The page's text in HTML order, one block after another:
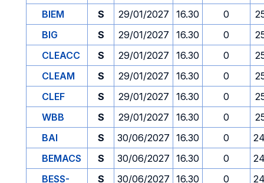
BIEM
S 29/01/2027 16.30 0
BIG
S 29/01/2027 16.30 0
CLEACC
S 29/01/2027 16.30 0
CLEAM
S 29/01/2027 16.30 0
CLEF
S 29/01/2027 16.30 0
WBB
S 29/01/2027 16.30 0
BAI
S 30/06/2027 16.30 0
BEMACS
S 30/06/2027 16.30 0
BESS-
S 30/06/2027 16.30 0